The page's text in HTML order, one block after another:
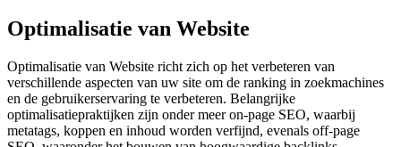
Optimalisatie van Website
Optimalisatie van Website richt zich op het verbeteren van
verschillende aspecten van uw site om de ranking in zoekmachines
en de gebruikerservaring te verbeteren. Belangrijke
optimalisatiepraktijken zijn onder meer on-page SEO, waarbij
metatags, koppen en inhoud worden verfijnd, evenals off-page